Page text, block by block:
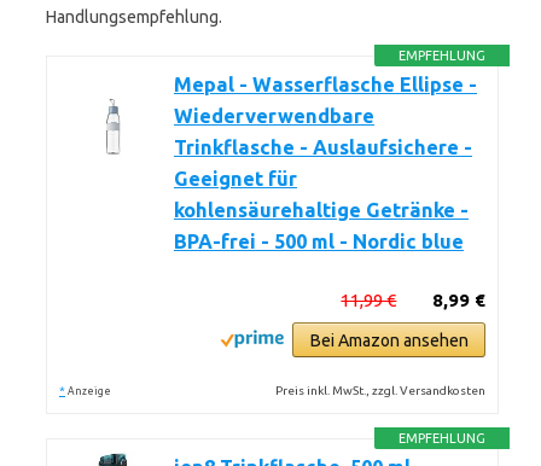
Handlungsempfehlung.
EMPFEHLUNG
Mepal - Wasserflasche Ellipse -
Wiederverwendbare
Trinkflasche - Auslaufsichere -
Geeignet für
kohlensäurehaltige Getränke -
BPA-frei - 500 ml - Nordic blue
8,99 €
11,99 €
Bei Amazon ansehen
* Anzeige Preis inkl. MwSt., zzgl. Versandkosten
EMPFEHLUNG